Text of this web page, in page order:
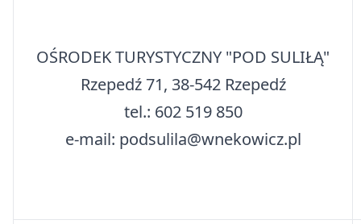
OŚRODEK TURYSTYCZNY "POD SULIŁĄ"
Rzepedź 71, 38-542 Rzepedź
tel.: 602 519 850
e-mail: podsulila@wnekowicz.pl